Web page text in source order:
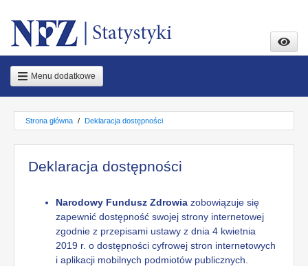
do
treści
głównej
do
stopki
Menu dodatkowe
Strona główna Deklaracja dostępności
Deklaracja dostępności
Narodowy Fundusz Zdrowia zobowiązuje się
zapewnić dostępność swojej strony internetowej
zgodnie z przepisami ustawy z dnia 4 kwietnia
2019 r. o dostępności cyfrowej stron internetowych
i aplikacji mobilnych podmiotów publicznych.